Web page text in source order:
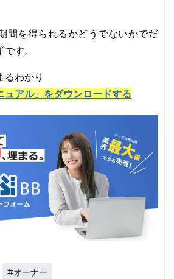
間を得られるかどうでないかでだ
す。
わかり
ュアル」をダウンロードする
#オーナー